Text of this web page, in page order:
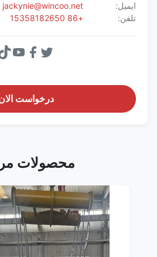
ایمیل:
jackynie@wincoo.net
تلفن:
+86 15358182650
درخواست
محصولات